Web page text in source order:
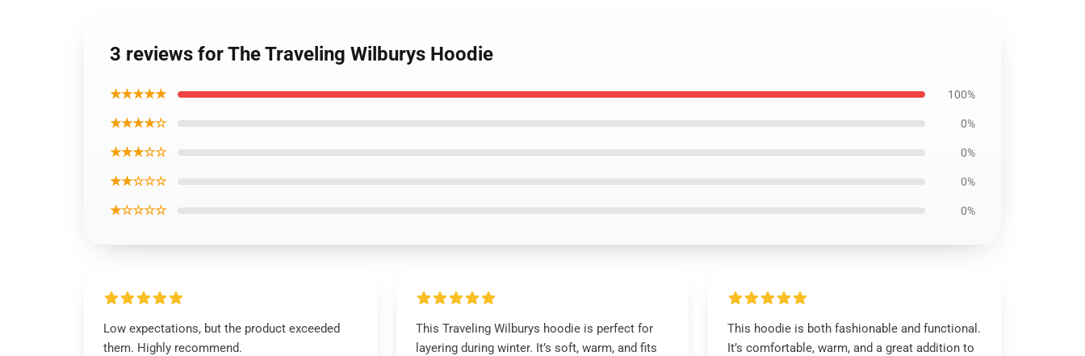
3 reviews for The Traveling Wilburys Hoodie
★★★★★ 100%
★★★★☆ 0%
★★★☆☆ 0%
★★☆☆☆ 0%
★☆☆☆☆ 0%
Low expectations, but the product exceeded
them. Highly recommend.
This Traveling Wilburys hoodie is perfect for
layering during winter. It’s soft, warm, and fits
This hoodie is both fashionable and functional.
It’s comfortable, warm, and a great addition to